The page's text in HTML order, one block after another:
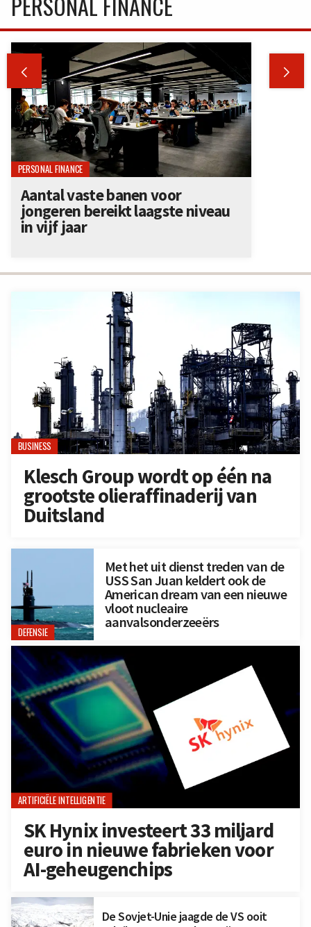
BUSINESS
Klesch Group wordt op één na
grootste olieraffinaderij van
Duitsland
DEFENSIE
Met het uit dienst treden van de
USS San Juan keldert ook de
American dream van een nieuwe
vloot nucleaire
aanvalsonderzeeërs
ARTIFICIËLE INTELLIGENTIE
SK Hynix investeert 33 miljard
euro in nieuwe fabrieken voor
AI-geheugenchips
De Sovjet-Unie jaagde de VS ooit
 
PERSONAL FINANCE
Aantal vaste banen voor
jongeren bereikt laagste niveau
in vijf jaar